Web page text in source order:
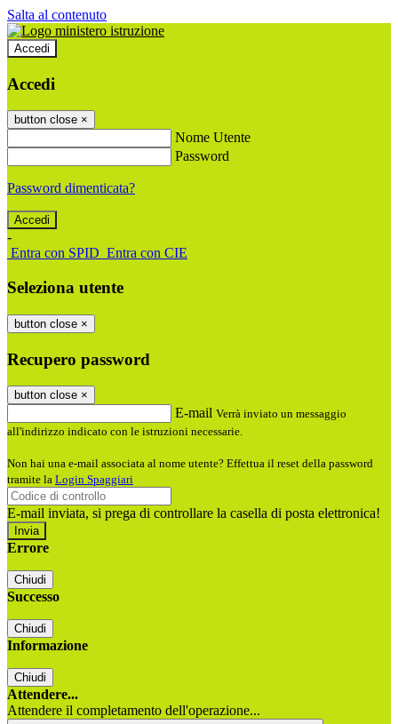
Salta al contenuto
Accedi
Accedi
button close ×
Nome Utente
Password
Password dimenticata?
-
Entra con SPID Entra con CIE
Seleziona utente
button close ×
Recupero password
button close ×
E-mail Verrà inviato un messaggio
all'indirizzo indicato con le istruzioni necessarie.
Non hai una e-mail associata al nome utente? Effettua il reset della password
tramite la Login Spaggiari
E-mail inviata, si prega di controllare la casella di posta elettronica!
Errore
Chiudi
Successo
Chiudi
Informazione
Chiudi
Attendere...
Attendere il completamento dell'operazione...